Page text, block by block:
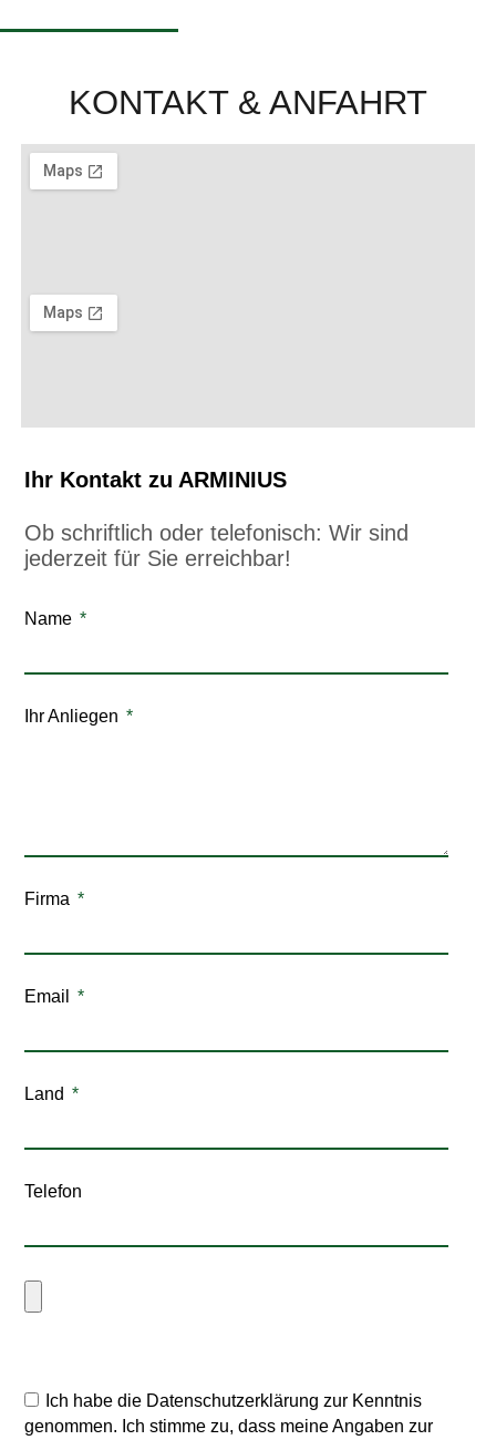
KONTAKT & ANFAHRT
Ihr Kontakt zu ARMINIUS
Ob schriftlich oder telefonisch: Wir sind
jederzeit für Sie erreichbar!
Name
Ihr Anliegen
Firma
Email
Land
Telefon
Ich habe die Datenschutzerklärung zur Kenntnis
genommen. Ich stimme zu, dass meine Angaben zur